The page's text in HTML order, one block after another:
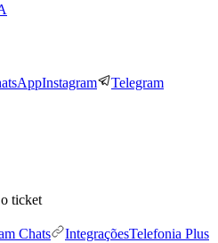
Instagram Telegram
ticket
Chats IntegraçõesTelefonia Plus